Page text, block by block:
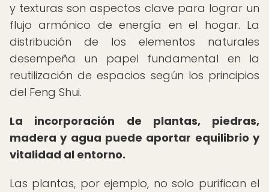
y texturas son aspectos clave para lograr un
flujo armónico de energía en el hogar. La
distribución de los elementos naturales
desempeña un papel fundamental en la
reutilización de espacios según los principios
del Feng Shui.
La incorporación de plantas, piedras,
madera y agua puede aportar equilibrio y
vitalidad al entorno.
Las plantas, por ejemplo, no solo purifican el